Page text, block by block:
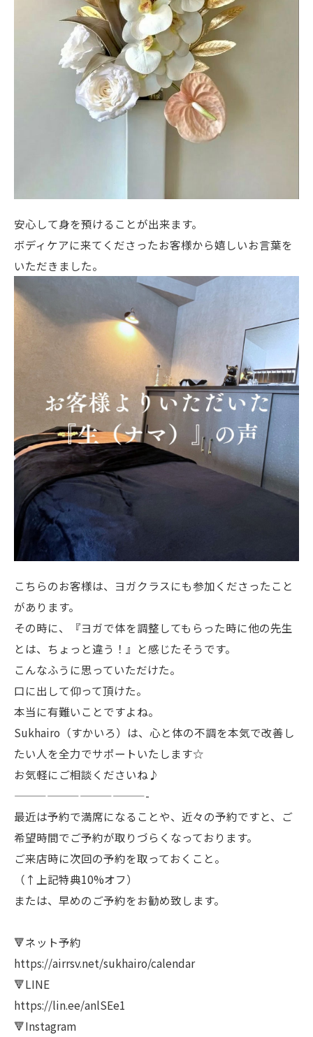
安心して身を預けることが出来ます。
ボディケアに来てくださったお客様から嬉しいお言葉を
いただきました。
こちらのお客様は、ヨガクラスにも参加くださったこと
があります。
その時に、『ヨガで体を調整してもらった時に他の先生
とは、ちょっと違う！』と感じたそうです。
こんなふうに思っていただけた。
口に出して仰って頂けた。
本当に有難いことですよね。
Sukhairo（すかいろ）は、心と体の不調を本気で改善し
たい人を全力でサポートいたします☆
お気軽にご相談くださいね♪
————————————-
最近は予約で満席になることや、近々の予約ですと、ご
希望時間でご予約が取りづらくなっております。
ご来店時に次回の予約を取っておくこと。
（↑上記特典10%オフ）
または、早めのご予約をお勧め致します。
🔻ネット予約
https://airrsv.net/sukhairo/calendar
🔻LINE
https://lin.ee/anlSEe1
🔻Instagram